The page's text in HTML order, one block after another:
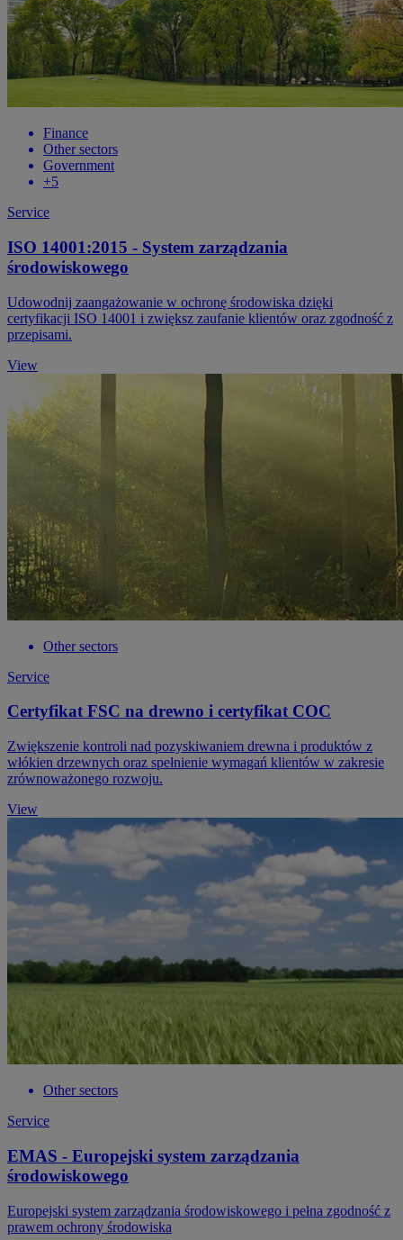
Finance
Other sectors
Government
+5
Service
ISO 14001:2015 - System zarządzania
środowiskowego
Udowodnij zaangażowanie w ochronę środowiska dzięki
certyfikacji ISO 14001 i zwiększ zaufanie klientów oraz zgodność z
przepisami.
View
Other sectors
Service
Certyfikat FSC na drewno i certyfikat COC
Zwiększenie kontroli nad pozyskiwaniem drewna i produktów z
włókien drzewnych oraz spełnienie wymagań klientów w zakresie
zrównoważonego rozwoju.
View
Other sectors
Service
EMAS - Europejski system zarządzania
środowiskowego
Europejski system zarządzania środowiskowego i pełna zgodność z
prawem ochrony środowiska